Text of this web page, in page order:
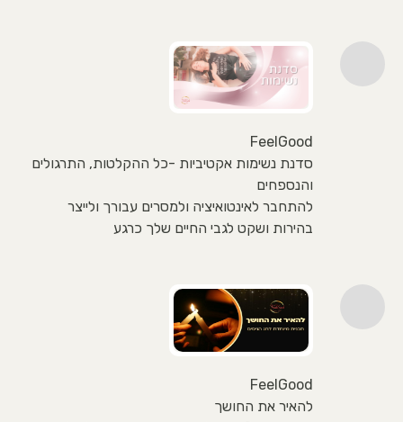
FeelGood
סדנת נשימות אקטיביות -כל ההקלטות, התרגולים
והנספחים
להתחבר לאינטואיציה ולמסרים עבורך ולייצר
בהירות ושקט לגבי החיים שלך כרגע
FeelGood
להאיר את החושך